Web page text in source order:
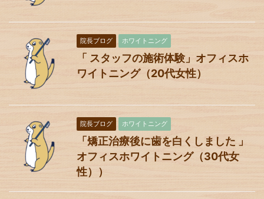
院長ブログ ホワイトニング
「 スタッフの施術体験」オフィスホ
ワイトニング（20代女性）
院長ブログ ホワイトニング
「矯正治療後に歯を白くしました 」
オフィスホワイトニング（30代女
性））